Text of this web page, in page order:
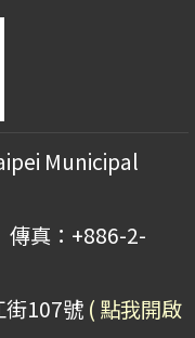
Municipal
真：+886-2-
街107號 ( 點我開啟